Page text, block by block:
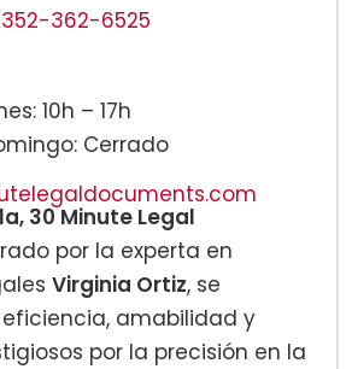
352-362-6525
10h – 17h
Cerrado
30 Minute Legal
por la experta en
Virginia Ortiz, se
amabilidad y
por la precisión en la